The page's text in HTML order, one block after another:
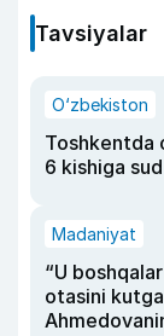
Tavsiyalar
O‘zbekiston
Toshkentda
6 kishiga
Madaniyat
“U
otasini